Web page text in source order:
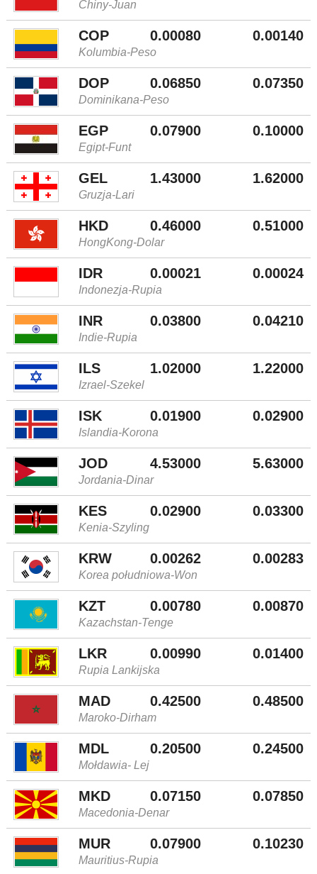
Chiny-Juan
COP 0.00080 0.00140
Kolumbia-Peso
DOP 0.06850 0.07350
Dominikana-Peso
EGP 0.07900 0.10000
Egipt-Funt
GEL 1.43000 1.62000
Gruzja-Lari
HKD 0.46000 0.51000
HongKong-Dolar
IDR 0.00021 0.00024
Indonezja-Rupia
INR 0.03800 0.04210
Indie-Rupia
ILS 1.02000 1.22000
Izrael-Szekel
ISK 0.01900 0.02900
Islandia-Korona
JOD 4.53000 5.63000
Jordania-Dinar
KES 0.02900 0.03300
Kenia-Szyling
KRW 0.00262 0.00283
Korea południowa-Won
KZT 0.00780 0.00870
Kazachstan-Tenge
LKR 0.00990 0.01400
Rupia Lankijska
MAD 0.42500 0.48500
Maroko-Dirham
MDL 0.20500 0.24500
Mołdawia- Lej
MKD 0.07150 0.07850
Macedonia-Denar
MUR 0.07900 0.10230
Mauritius-Rupia